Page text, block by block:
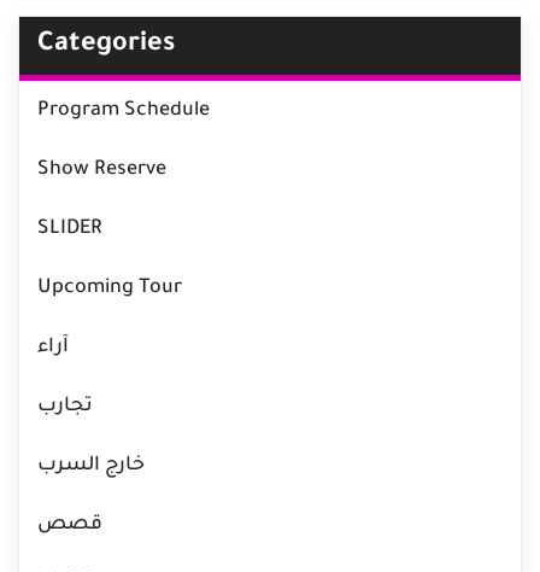
Categories
Program Schedule
Show Reserve
SLIDER
Upcoming Tour
آراء
تجارب
خارج السرب
قصص